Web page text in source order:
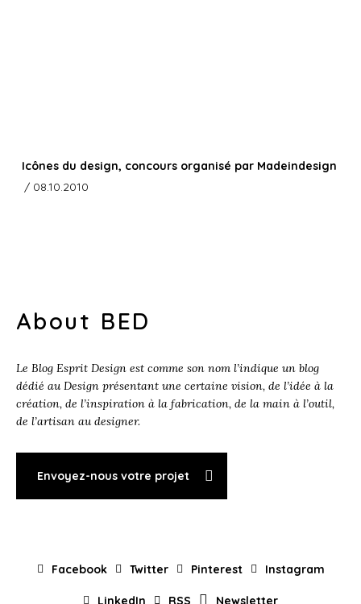
Icônes du design, concours organisé par Madeindesign
/ 08.10.2010
About BED
Le Blog Esprit Design est comme son nom l’indique un blog
dédié au Design présentant une certaine vision, de l’idée à la
création, de l’inspiration à la fabrication, de la main à l’outil,
de l’artisan au designer.
Envoyez-nous votre projet
Facebook Twitter Pinterest Instagram
LinkedIn RSS Newsletter